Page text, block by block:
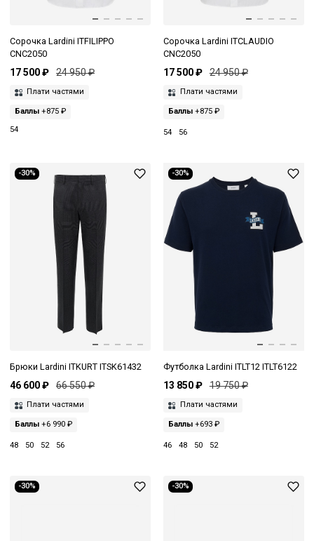
Сорочка Lardini ITFILIPPO
CNC2050
17 500 ₽ 24 950 ₽
Плати частями
Баллы +875 ₽
54
Сорочка Lardini ITCLAUDIO
CNC2050
17 500 ₽ 24 950 ₽
Плати частями
Баллы+875 ₽
54 56
-30%
Брюки Lardini ITKURT ITSK61432
46 600 ₽ 66 550 ₽
Плати частями
Баллы +6 990 ₽
48 50 52 56
-30%
Футболка Lardini ITLT12 ITLT6122
13 850 ₽ 19 750 ₽
Плати частями
Баллы+693 ₽
46 48 50 52
-30% -30%